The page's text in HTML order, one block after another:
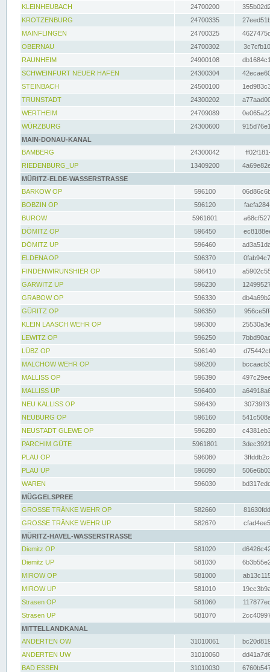
KLEINHEUBACH 24700200
KROTZENBURG
24700335
MAINFLINGEN
24700325
OBERNAU
24700302
RAUNHEIM
24900108
SCHWEINFURT NEUER HAFEN
24300304
STEINBACH
24500100
TRUNSTADT
24300202
WERTHEIM
24709089
WÜRZBURG
24300600
MAIN-DONAU-KANAL
BAMBERG
24300042
RIEDENBURG_UP
13409200
MÜRITZ-ELDE-WASSERSTRASSE
BARKOW OP
596100
BOBZIN OP
596120
BUROW
5961601
DÖMITZ OP
596450
DÖMITZ UP
596460
ELDENA OP
596370
FINDENWIRUNSHIER OP
596410
GARWITZ UP
596230
GRABOW OP
596330
GÜRITZ OP
596350
KLEIN LAASCH WEHR OP
596300
LEWITZ OP
596250
LÜBZ OP
596140
MALCHOW WEHR OP
596200
MALLISS OP
596390
MALLISS UP
596400
NEU KALLISS OP
596430
NEUBURG OP
596160
NEUSTADT GLEWE OP
596280
PARCHIM GÜTE
5961801
PLAU OP
596080
PLAU UP
596090
WAREN
596030
MÜGGELSPREE
GROSSE TRÄNKE WEHR OP
582660
GROSSE TRÄNKE WEHR UP
582670
MÜRITZ-HAVEL-WASSERSTRASSE
Diemitz OP
581020
Diemitz UP
581030
MIROW OP
581000
MIROW UP
581010
Strasen OP
581060
Strasen UP
581070
MITTELLANDKANAL
ANDERTEN OW
31010061
ANDERTEN UW
31010060
BAD ESSEN
31010030